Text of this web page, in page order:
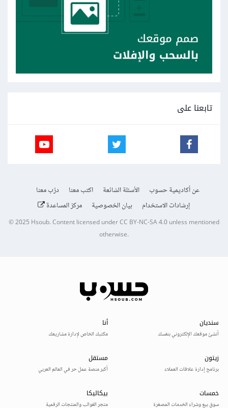
تابعنا على
عن أكاديمية حسوب الأسئلة الشائعة اكتب معنا
درّب معنا
إرشادات الاستخدام
بيان الخصوصية مركز المساعدة
© 2025Hsoub.Content licensed underCC BY-NC-SA 4.0unless mentioned
otherwise.